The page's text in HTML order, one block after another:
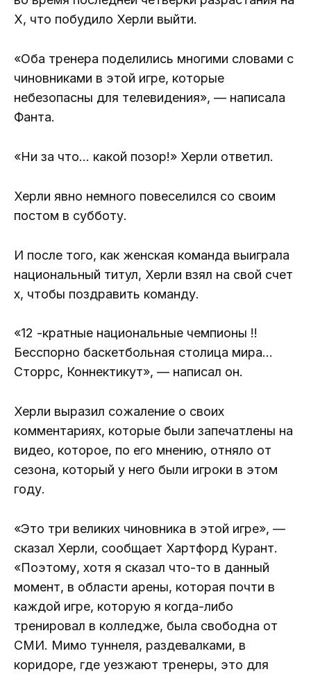
X, что побудило Херли выйти.
«Оба тренера поделились многими словами с
чиновниками в этой игре, которые
небезопасны для телевидения», — написала
Фанта.
«Ни за что… какой позор!» Херли ответил.
Херли явно немного повеселился со своим
постом в субботу.
И после того, как женская команда выиграла
национальный титул, Херли взял на свой счет
x, чтобы поздравить команду.
«12 -кратные национальные чемпионы !!
Бесспорно баскетбольная столица мира…
Сторрс, Коннектикут», — написал он.
Херли выразил сожаление о своих
комментариях, которые были запечатлены на
видео, которое, по его мнению, отняло от
сезона, который у него были игроки в этом
году.
«Это три великих чиновника в этой игре», —
сказал Херли, сообщает Хартфорд Курант.
«Поэтому, хотя я сказал что-то в данный
момент, в области арены, которая почти в
каждой игре, которую я когда-либо
тренировал в колледже, была свободна от
СМИ. Мимо туннеля, раздевалками, в
коридоре, где уезжают тренеры, это для